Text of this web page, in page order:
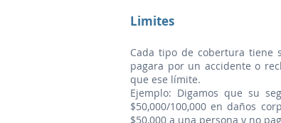
Limites
Cada tipo de cobertura tiene
pagara por un accidente o
que ese límite.
Ejemplo: Digamos que su
$50,000/100,000 en daños
$50,000 a una persona y no